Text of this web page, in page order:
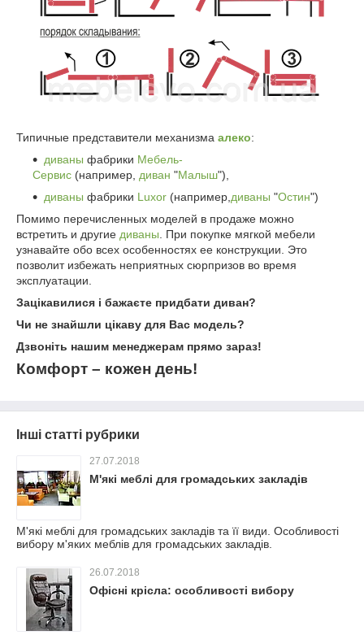
Типичные представители механизма алеко:
диваны фабрики Мебель-
Сервис (например, диван "Малыш"),
диваны фабрики Luxor (например,диваны "Остин")
Помимо перечисленных моделей в продаже можно
встретить и другие диваны. При покупке мягкой мебели
узнавайте обо всех особенностях ее конструкции. Это
позволит избежать неприятных сюрпризов во время
эксплуатации.
Зацікавилися і бажаєте придбати диван?
Чи не знайшли цікаву для Вас модель?
Дзвоніть нашим менеджерам прямо зараз!
Комфорт – кожен день!
Інші статті рубрики
27.07.2018
М'які меблі для громадських закладів
М'які меблі для громадських закладів та її види. Особливості
вибору м'яких меблів для громадських закладів.
26.07.2018
Офісні крісла: особливості вибору